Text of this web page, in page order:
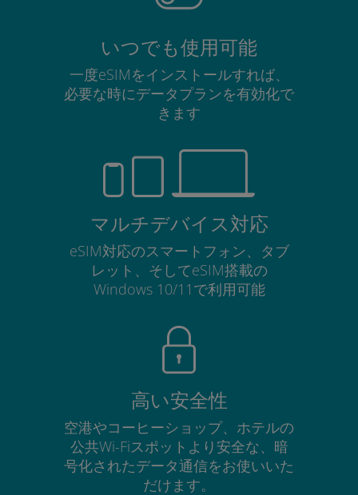
いつでも使用可能
一度eSIMをインストールすれば、
必要な時にデータプランを有効化で
きます
マルチデバイス対応
eSIM対応のスマートフォン、タブ
レット、そしてeSIM搭載の
Windows 10/11で利用可能
高い安全性
空港やコーヒーショップ、ホテルの
公共Wi-Fiスポットより安全な、暗
号化されたデータ通信をお使いいた
だけます。